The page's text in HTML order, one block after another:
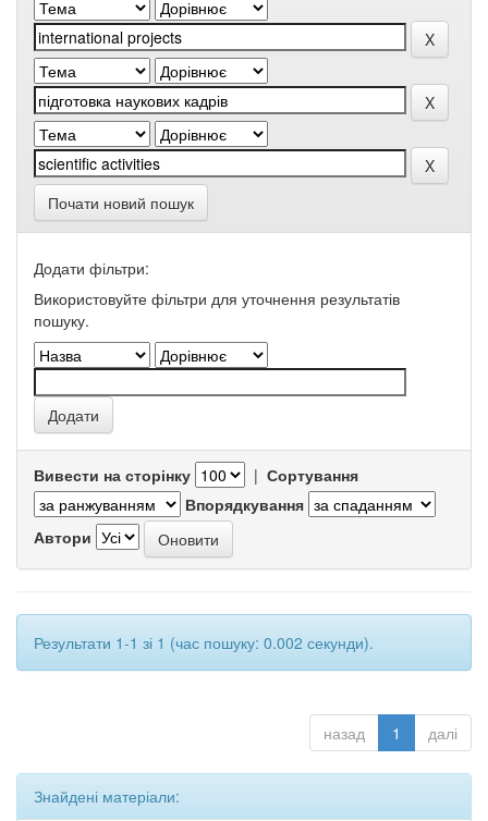
Почати новий пошук
Додати фільтри:
Використовуйте фільтри для уточнення результатів
пошуку.
Вивести на сторінку | Сортування
Впорядкування
Автори
Результати 1-1 зі 1 (час пошуку: 0.002 секунди).
назад 1 далі
Знайдені матеріали: